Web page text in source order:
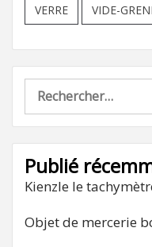
VERRE VIDE-
Rechercher :
Publié
Kienzle le
Objet de mercerie